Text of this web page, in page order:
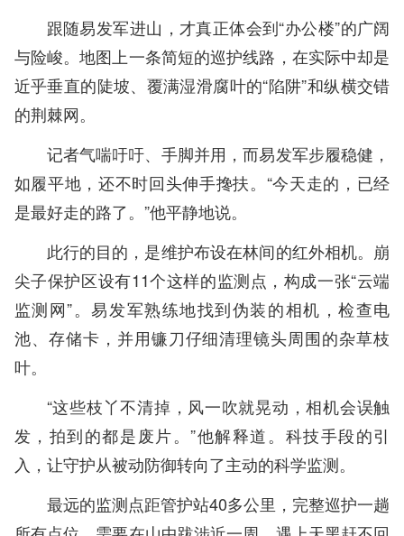
跟随易发军进山，才真正体会到“办公楼”的广阔
与险峻。地图上一条简短的巡护线路，在实际中却是
近乎垂直的陡坡、覆满湿滑腐叶的“陷阱”和纵横交错
的荆棘网。
记者气喘吁吁、手脚并用，而易发军步履稳健，
如履平地，还不时回头伸手搀扶。“今天走的，已经
是最好走的路了。”他平静地说。
此行的目的，是维护布设在林间的红外相机。崩
尖子保护区设有11个这样的监测点，构成一张“云端
监测网”。易发军熟练地找到伪装的相机，检查电
池、存储卡，并用镰刀仔细清理镜头周围的杂草枝
叶。
“这些枝丫不清掉，风一吹就晃动，相机会误触
发，拍到的都是废片。”他解释道。科技手段的引
入，让守护从被动防御转向了主动的科学监测。
最远的监测点距管护站40多公里，完整巡护一趟